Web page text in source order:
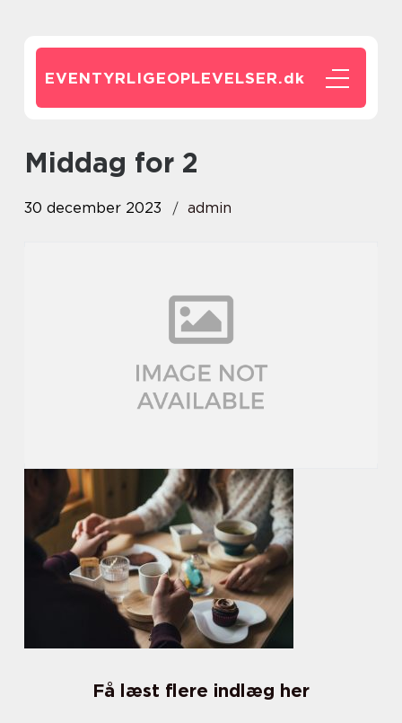
EVENTYRLIGEOPLEVELSER.dk
middag for 2
30 december 2023 admin
Få læst flere indlæg her